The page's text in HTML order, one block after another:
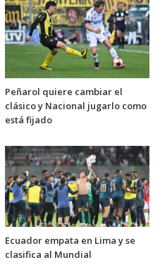
Peñarol quiere cambiar el
clásico y Nacional jugarlo como
está fijado
Ecuador empata en Lima y se
clasifica al Mundial